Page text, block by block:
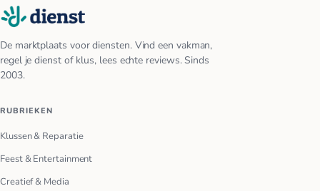
De marktplaats voor diensten. Vind een vakman,
regel je dienst of klus, lees echte reviews. Sinds
2003.
RUBRIEKEN
Klussen & Reparatie
Feest & Entertainment
Creatief & Media